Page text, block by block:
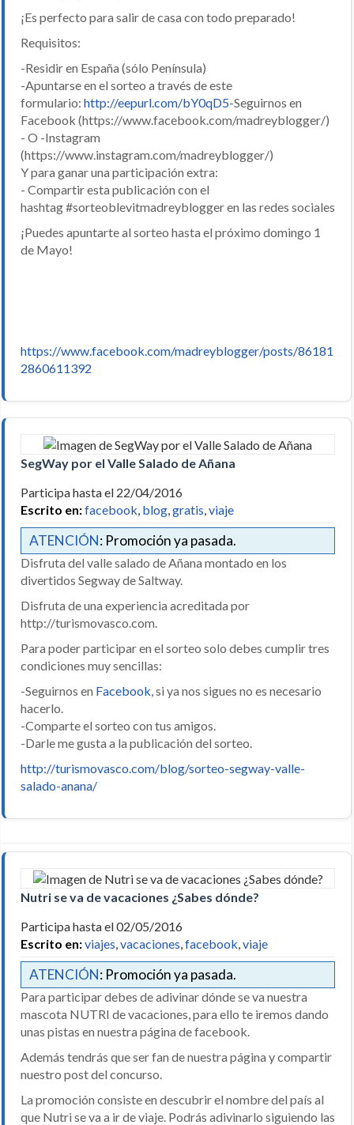
¡Es perfecto para salir de casa con todo preparado!
Requisitos:
-Residir en España (sólo Península)
-Apuntarse en el sorteo a través de este
formulario: http://eepurl.com/bY0qD5-Seguirnos en
Facebook (https://www.facebook.com/madreyblogger/)
- O -Instagram
(https://www.instagram.com/madreyblogger/)
Y para ganar una participación extra:
- Compartir esta publicación con el
hashtag ‪#‎sorteoblevitmadreyblogger‬ en las redes sociales
¡Puedes apuntarte al sorteo hasta el próximo domingo 1
de Mayo!
https://www.facebook.com/madreyblogger/posts/86181
2860611392
SegWay por el Valle Salado de Añana
Participa hasta el 22/04/2016
Escrito en:facebook, blog,gratis,viaje
ATENCIÓN: Promoción ya pasada.
Disfruta del valle salado de Añana montado en los
divertidos Segway de Saltway.
Disfruta de una experiencia acreditada por
http://turismovasco.com.
Para poder participar en el sorteo solo debes cumplir tres
condiciones muy sencillas:
-Seguirnos en Facebook, si ya nos sigues no es necesario
hacerlo.
-Comparte el sorteo con tus amigos.
-Darle me gusta a la publicación del sorteo.
http://turismovasco.com/blog/sorteo-segway-valle-
salado-anana/
Nutri se va de vacaciones ¿Sabes dónde?
Participa hasta el 02/05/2016
Escrito en:viajes vacaciones facebook viaje
ATENCIÓN: Promoción ya pasada.
Para participar debes de adivinar dónde se va nuestra
mascota NUTRI de vacaciones, para ello te iremos dando
unas pistas en nuestra página de facebook.
Además tendrás que ser fan de nuestra página y compartir
nuestro post del concurso.
La promoción consiste en descubrir el nombre del país al
que Nutri se va a ir de viaje. Podrás adivinarlo siguiendo las